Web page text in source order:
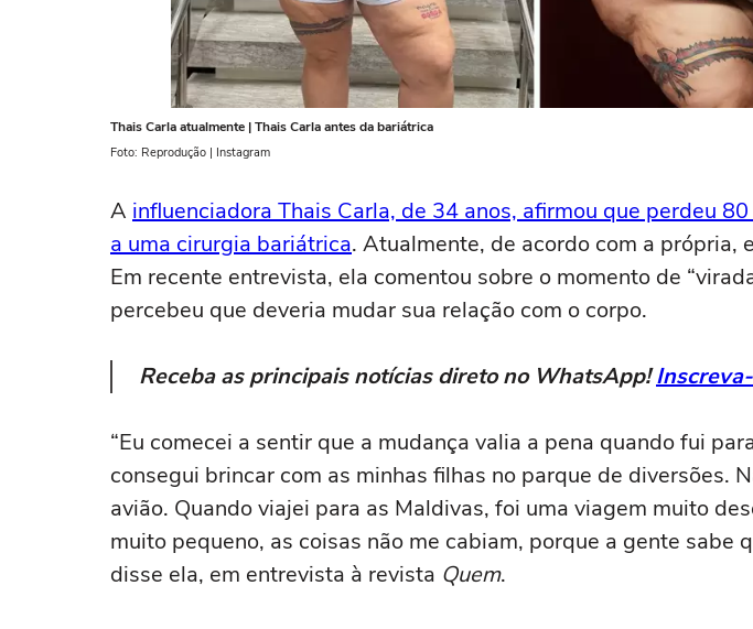
Thais Carla atualmente | Thais Carla antes da bariátrica
Foto: Reprodução | Instagram
A influenciadora Thais Carla, de 34 anos, afirmou que perdeu
a uma cirurgia bariátrica. Atualmente, de acordo com a própria,
Em recente entrevista, ela comentou sobre o momento de
percebeu que deveria mudar sua relação com o corpo.
Receba as principais notícias direto no WhatsApp!
“Eu comecei a sentir que a mudança valia a pena quando fui
consegui brincar com as minhas filhas no parque de diversões.
avião. Quando viajei para as Maldivas, foi uma viagem muito
muito pequeno, as coisas não me cabiam, porque a gente sabe
disse ela, em entrevista à revista Quem.